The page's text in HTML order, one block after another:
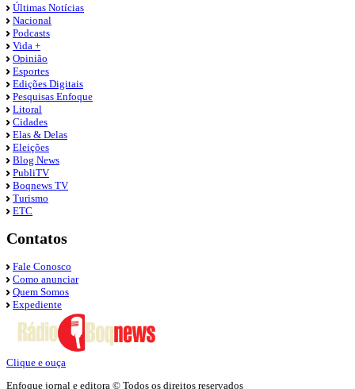
Últimas Notícias
Nacional
Podcasts
Vida +
Opinião
Esportes
Edições Digitais
Pesquisas Enfoque
Litoral
Cidades
Elas & Delas
Eleições
Blog News
PubliTV
Boqnews TV
Turismo
ETC
Contatos
Fale Conosco
Como anunciar
Quem Somos
Expediente
Clique e ouça
Enfoque jornal e editora © Todos os direitos reservados